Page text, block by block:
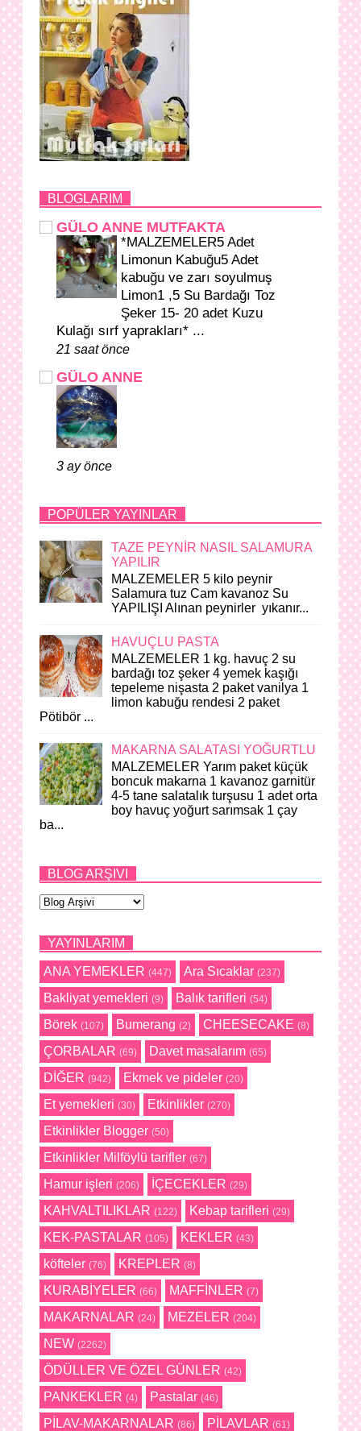
BLOGLARIM
GÜLO ANNE MUTFAKTA
*MALZEMELER5 Adet
Limonun Kabuğu5 Adet
kabuğu ve zarı soyulmuş
Limon1 ,5 Su Bardağı Toz
Şeker 15- 20 adet Kuzu
Kulağı sırf yaprakları* ...
21 saat önce
GÜLO ANNE
3 ay önce
POPÜLER YAYINLAR
TAZE PEYNİR NASIL SALAMURA
YAPILIR
MALZEMELER 5 kilo peynir
Salamura tuz Cam kavanoz Su
YAPILIŞI Alınan peynirler yıkanır...
HAVUÇLU PASTA
MALZEMELER 1 kg. havuç 2 su
bardağı toz şeker 4 yemek kaşığı
tepeleme nişasta 2 paket vanilya 1
limon kabuğu rendesi 2 paket
Pötibör ...
MAKARNA SALATASI YOĞURTLU
MALZEMELER Yarım paket küçük
boncuk makarna 1 kavanoz garnitür
4-5 tane salatalık turşusu 1 adet orta
boy havuç yoğurt sarımsak 1 çay
ba...
BLOG ARŞIVI
YAYINLARIM
ANA YEMEKLER (447) Ara Sıcaklar (237)
Bakliyat yemekleri (9) Balık tarifleri (54)
Börek (107) Bumerang (2) CHEESECAKE (8)
ÇORBALAR (69) Davet masalarım (65)
DİĞER (942) Ekmek ve pideler (20)
Et yemekleri (30) Etkinlikler (270)
Etkinlikler Blogger (50)
Etkinlikler Milföylü tarifler (67)
Hamur işleri (206) İÇECEKLER (29)
KAHVALTILIKLAR (122) Kebap tarifleri (29)
KEK-PASTALAR (105) KEKLER (43)
köfteler (76) KREPLER (8)
KURABİYELER (66) MAFFİNLER (7)
MAKARNALAR (24) MEZELER (204)
NEW (2262)
ÖDÜLLER VE ÖZEL GÜNLER (42)
PANKEKLER (4) Pastalar (46)
PİLAV-MAKARNALAR (86) PİLAVLAR (61)